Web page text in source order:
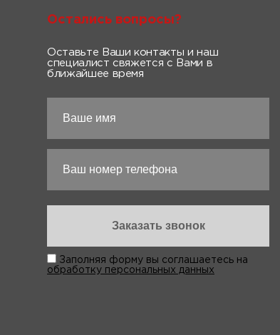
Остались вопросы?
Оставьте Ваши контакты и наш
специалист свяжется с Вами в
ближайшее время
Заполняя форму вы соглашаетесь на
обработку персональных данных